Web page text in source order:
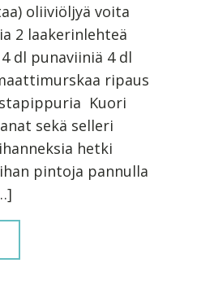
oliiviöljyä voita
2 laakerinlehteä
dl punaviiniä 4 dl
ripaus
Kuori
sekä selleri
hetki
pintoja pannulla